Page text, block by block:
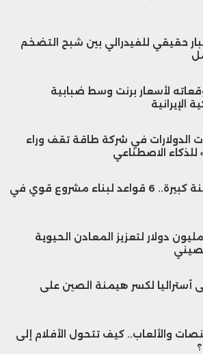
حقيقي للفيدرالي بين شبح التضخم
لأسعار برنت وسط ضبابية
الإيرانية
الدولارات في شركة طاقة تقف وراء
الاصطناعي
النجاح لا يحتاج مدينة كبيرة.. 6 قواعد لبناء مشروع قوي في
واشنطن تضخ 58 مليون دولار لتعزيز المعادن الحيوية
أستراليا لكسر هيمنة الصين على
والألعاب.. كيف تتحول الأفلام إلى